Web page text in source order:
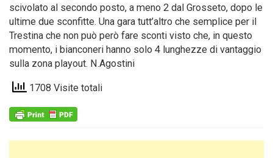
scivolato al secondo posto, a meno 2 dal Grosseto, dopo le
ultime due sconfitte. Una gara tutt’altro che semplice per il
Trestina che non può però fare sconti visto che, in questo
momento, i bianconeri hanno solo 4 lunghezze di vantaggio
sulla zona playout. N.Agostini
1708 Visite totali